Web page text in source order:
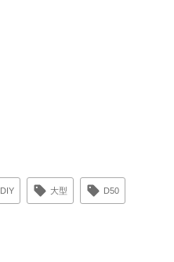
DIY 大型 D50